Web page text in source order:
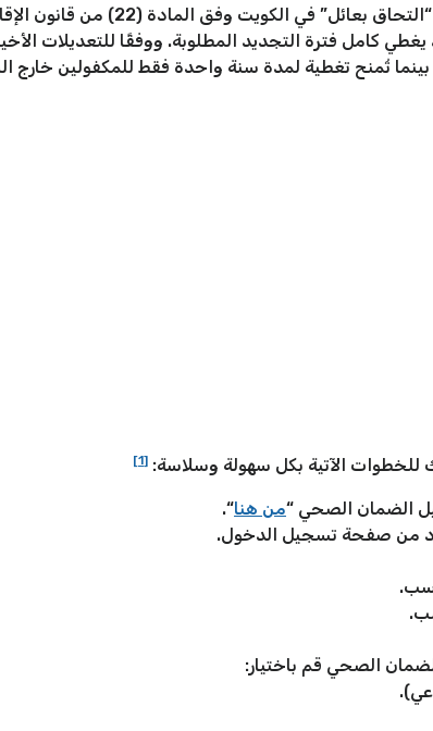
يُعتبر التأمين الصحي شرطًا أساسيًا
كامل فترة التجديد المطلوبة. ووفقًا للتعديلات
تُمنح تغطية لمدة سنة واحدة فقط للمكفولين خارج
[1]
الضمان الصحي “من هنا“.
من صفحة تسجيل الدخول.
الصحي قم باختيار: